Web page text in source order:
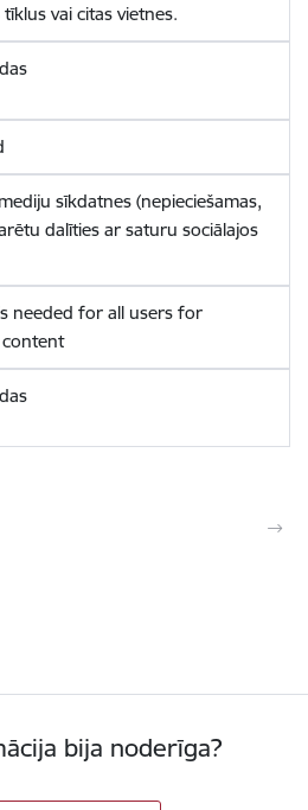
vai citas vietnes.
sīkdatnes (nepieciešamas,
dalīties ar saturu sociālajos
needed for all users for
bija noderīga?